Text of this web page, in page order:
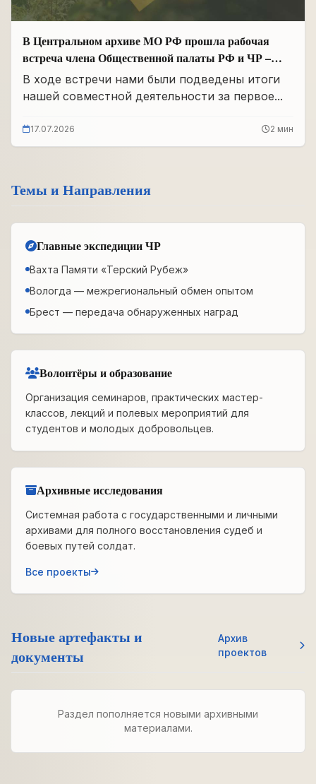
В Центральном архиве МО РФ прошла рабочая
встреча члена Общественной палаты РФ и ЧР –
Руководителя Регионального отделения «Поисковое
движение России» в ЧР Иса Сардалов с
Панковым
В ходе встречи нами были подведены итоги
нашей совместной деятельности за первое...
17.07.2026 2 мин
Темы и Направления
Главные экспедиции ЧР
Вахта Памяти «Терский Рубеж»
Вологда — межрегиональный обмен опытом
Брест — передача обнаруженных наград
Волонтёры и образование
Организация семинаров, практических мастер-
классов, лекций и полевых мероприятий для
студентов и молодых добровольцев.
Архивные исследования
Системная работа с государственными и личными
архивами для полного восстановления судеб и
боевых путей солдат.
Все проекты
Новые артефакты и
документы
Архив
проектов
Раздел пополняется новыми архивными
материалами.